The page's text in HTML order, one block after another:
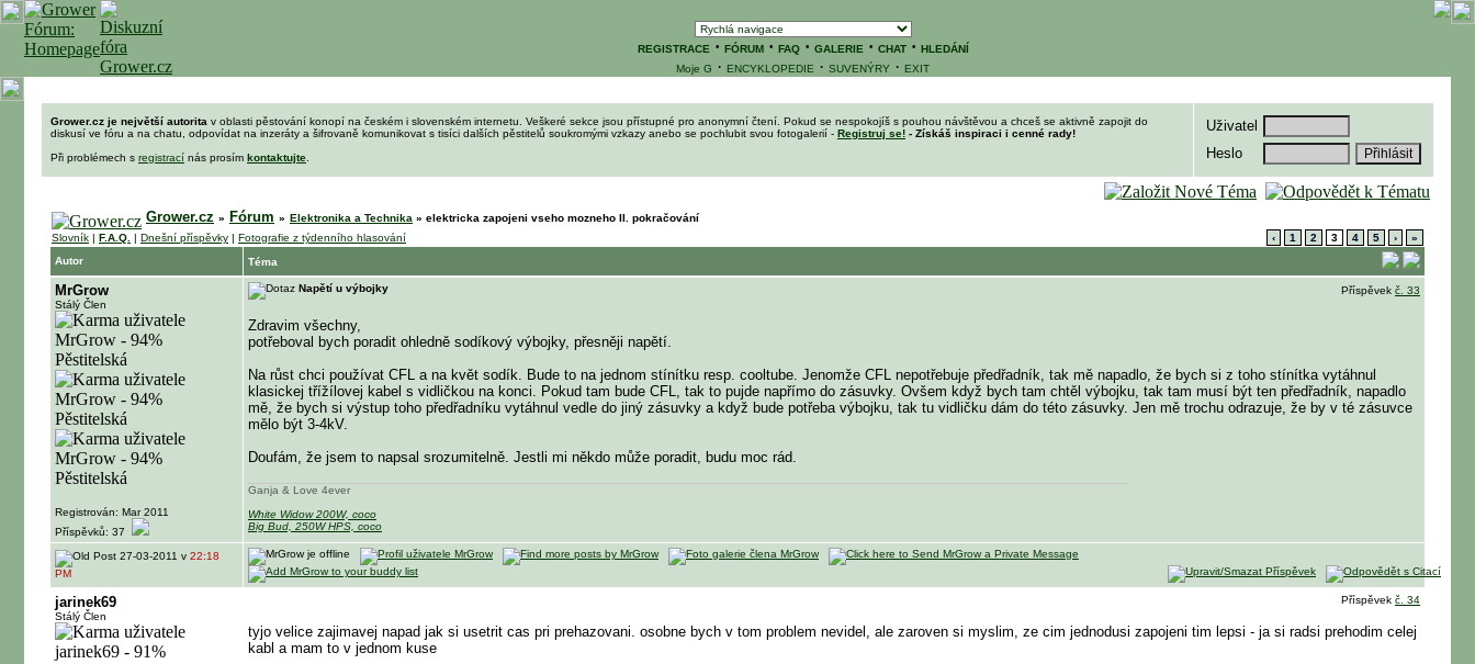
REGISTRACE · FÓRUM· FAQ· GALERIE · CHAT· HLEDÁNÍ
Moje G · ENCYKLOPEDIE · SUVENÝRY · EXIT
Grower.cz je největší autorita v oblasti pěstování konopí na českém i slovenském internetu. Veškeré sekce jsou přístupné pro anonymní čtení. Pokud se nespokojíš s pouhou návštěvou a chceš se aktivně zapojit do
diskusí ve fóru a na chatu, odpovídat na inzeráty a šifrovaně komunikovat s tisíci dalších pěstitelů soukromými vzkazy anebo se pochlubit svou fotogalerií - Registruj se! - Získáš inspiraci i cenné rady!
Při problémech s registrací nás prosím kontaktujte
Uživatel
Heslo
Grower.cz » Fórum » Elektronika a Technika » elektricka zapojeni vseho mozneho II. pokračování
Slovník | F.A.Q. | Dnešní příspěvky | Fotografie z týdenního hlasování ‹ 1 2 3 4 5 ›
»
Autor
Téma
MrGrow
Stálý Člen
Registrován: Mar 2011
Příspěvků: 37
Napětí u výbojky Příspěvek č. 33
Zdravim všechny,
potřeboval bych poradit ohledně sodíkový výbojky, přesněji napětí.
Na růst chci používat CFL a na květ sodík. Bude to na jednom stínítku resp. cooltube. Jenomže CFL nepotřebuje předřadník, tak mě napadlo, že bych si z toho stínítka vytáhnul
klasickej třížílovej kabel s vidličkou na konci. Pokud tam bude CFL, tak to pujde napřímo do zásuvky. Ovšem když bych tam chtěl výbojku, tak tam musí být ten předřadník, napadlo
mě, že bych si výstup toho předřadníku vytáhnul vedle do jiný zásuvky a když bude potřeba výbojku, tak tu vidličku dám do této zásuvky. Jen mě trochu odrazuje, že by v té zásuvce
mělo být 3-4kV.
Doufám, že jsem to napsal srozumitelně. Jestli mi někdo může poradit, budu moc rád.
Ganja & Love 4ever
White Widow 200W, coco
Big Bud, 250W HPS, coco
27-03-2011 v 22:18
PM
jarinek69
Stálý Člen
Příspěvek č. 34
tyjo velice zajimavej napad jak si usetrit cas pri prehazovani. osobne bych v tom problem nevidel, ale zaroven si myslim, ze cim jednodusi zapojeni tim lepsi - ja si radsi prehodim celej
kabl a mam to v jednom kuse